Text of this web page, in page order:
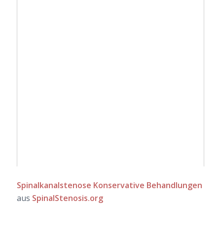
Spinalkanalstenose Konservative Behandlungen
aus SpinalStenosis.org